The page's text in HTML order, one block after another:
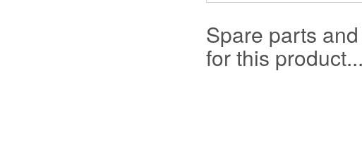
Spare parts
for this product...